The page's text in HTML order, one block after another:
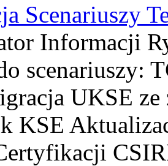
Scenariuszy
Informacji
scenariuszy:
UKSE
KSE